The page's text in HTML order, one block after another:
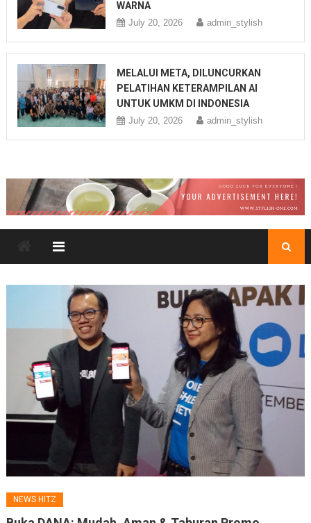
WARNA
July 20, 2026 admin_stylish
MELALUI META, DILUNCURKAN
PELATIHAN KETERAMPILAN AI
UNTUK UMKM DI INDONESIA
July 20, 2026 admin_stylish
NEWS HITZ